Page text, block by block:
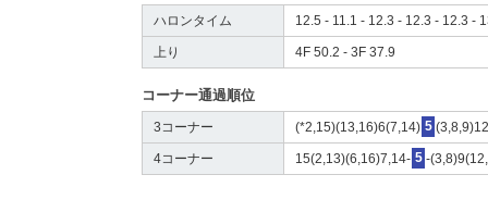
ハロンタイム 12.5 - 11.1 - 12.3 - 12.3 - 12.3 -
上り 4F 50.2 - 3F 37.9
コーナー通過順位
3コーナー (*2,15)(13,16)6(7,14) 5
4コーナー 15(2,13)(6,16)7,14- 5 -